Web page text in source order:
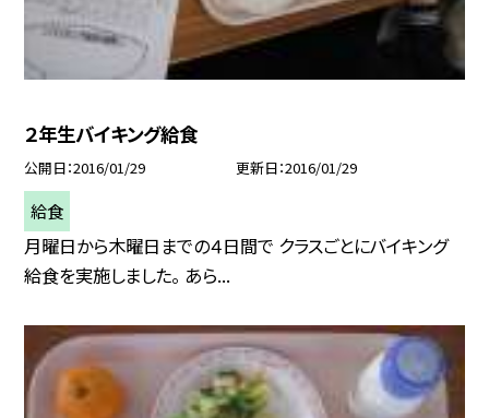
２年生バイキング給食
公開日 2016/01/29 更新日 2016/01/29
給食
月曜日から木曜日までの４日間で クラスごとにバイキング
給食を実施しました。 あら...